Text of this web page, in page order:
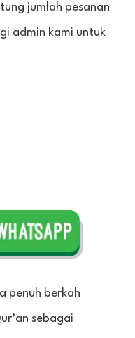
jumlah pesanan
admin kami untuk
penuh berkah
sebagai